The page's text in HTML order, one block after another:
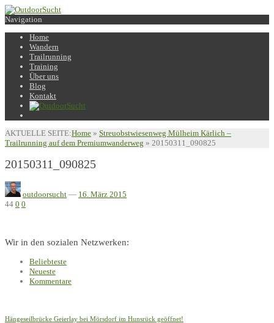
Navigation
Home
Wandern
Trailrunning
Training
Über uns
Blog
Kontakt
AKTUELLE SEITE:Home » Streuobstwiesenweg Mülheim Kärlich –
Trailrunning auf dem Premiumwanderweg » 20150311_090825
20150311_090825
outdoorsucht — 16. März 2015
44 0 0
Wir in den sozialen Netzwerken:
Beliebteste
Neueste
Kommentare
Hängeseilbrücke Geierlay bei Mörsdorf im Hunsrück geöffnet!